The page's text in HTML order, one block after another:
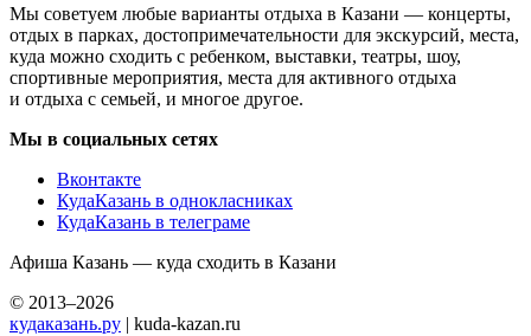
Мы советуем любые варианты отдыха в Казани — концерты,
отдых в парках, достопримечательности для экскурсий, места,
куда можно сходить с ребенком, выставки, театры, шоу,
спортивные мероприятия, места для активного отдыха
и отдыха с семьей, и многое другое.
Мы в социальных сетях
Вконтакте
КудаКазань в однокласниках
КудаКазань в телеграме
Афиша Казань — куда сходить в Казани
© 2013–2026
кудаказань.ру | kuda-kazan.ru